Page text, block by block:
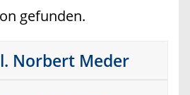
gefunden.
Norbert Meder